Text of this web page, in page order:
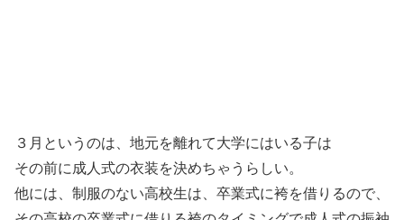
３月というのは、地元を離れて大学にはいる子は
その前に成人式の衣装を決めちゃうらしい。
他には、制服のない高校生は、卒業式に袴を借りるので、